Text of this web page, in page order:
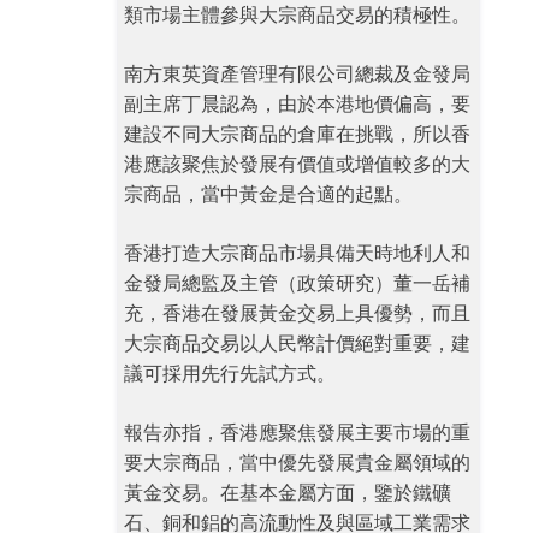
類市場主體參與大宗商品交易的積極性。
南方東英資產管理有限公司總裁及金發局
副主席丁晨認為，由於本港地價偏高，要
建設不同大宗商品的倉庫在挑戰，所以香
港應該聚焦於發展有價值或增值較多的大
宗商品，當中黃金是合適的起點。
香港打造大宗商品市場具備天時地利人和
金發局總監及主管（政策研究）董一岳補
充，香港在發展黃金交易上具優勢，而且
大宗商品交易以人民幣計價絕對重要，建
議可採用先行先試方式。
報告亦指，香港應聚焦發展主要市場的重
要大宗商品，當中優先發展貴金屬領域的
黃金交易。在基本金屬方面，鑒於鐵礦
石、銅和鋁的高流動性及與區域工業需求